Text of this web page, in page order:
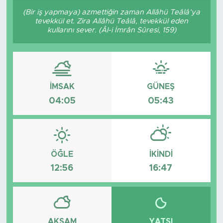
(Bir iş yapmaya) azmettiğin zaman Allâhü Teâlâ’ya
tevekkül et. Zira Allâhü Teâlâ, tevekkül eden
kullarını sever. (Âl-i İmrân Sûresi, 159)
İMSAK
04:05
GÜNEŞ
05:43
ÖĞLE
12:56
İKINDI
16:47